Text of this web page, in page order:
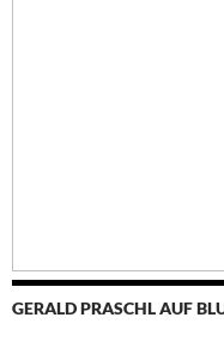
GERALD PRASCHL AUF